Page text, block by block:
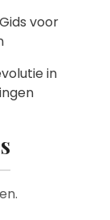
voor
in